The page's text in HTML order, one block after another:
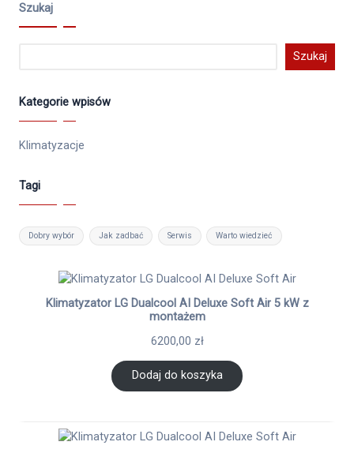
Szukaj
Szukaj
Kategorie wpisów
Klimatyzacje
Tagi
Dobry wybór Jak zadbać Serwis Warto wiedzieć
Klimatyzator LG Dualcool AI Deluxe Soft Air 5 kW z
montażem
6200,00 zł
Dodaj do koszyka